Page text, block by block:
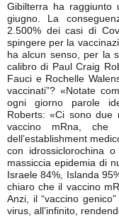
Gibilterra ha raggiunto
giugno. La
2.500% dei casi di
spingere per la
ha alcun senso, per la
calibro di Paul Craig
Fauci e Rochelle
vaccinati”? «Notate
ogni giorno parole
Roberts: «Ci sono
vaccino mRna,
dell’establishment
con idrossiclorochina
massiccia epidemia di
Israele 84%, Islanda
chiaro che il vaccino
Anzi, il “vaccino
virus, all’infinito,